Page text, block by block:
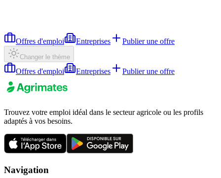
Offres d'emploi Entreprises Publier une offre
Changer le thème
Offres d'emploi Entreprises Publier une offre
Trouvez votre emploi idéal dans le secteur agricole ou les profils
adaptés à vos besoins.
Navigation